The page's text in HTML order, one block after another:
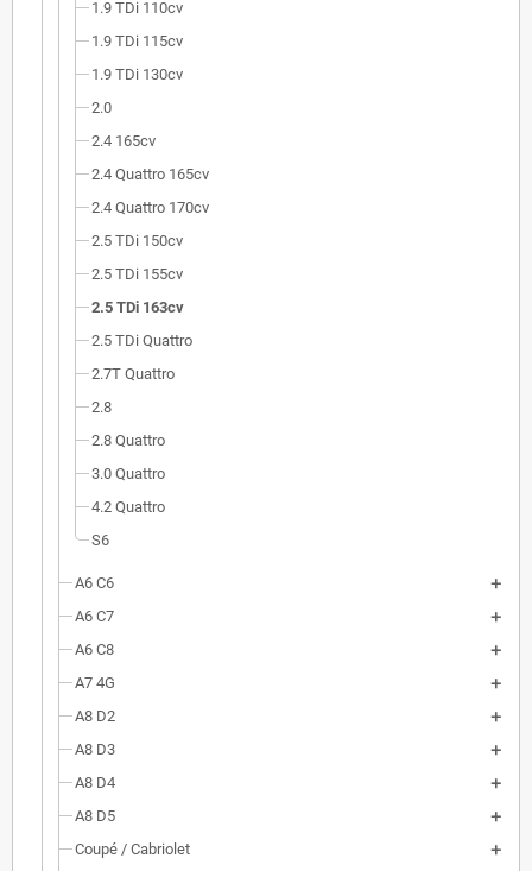
1.9 TDi 110cv
1.9 TDi 115cv
1.9 TDi 130cv
2.0
2.4 165cv
2.4 Quattro 165cv
2.4 Quattro 170cv
2.5 TDi 150cv
2.5 TDi 155cv
2.5 TDi 163cv
2.5 TDi Quattro
2.7T Quattro
2.8
2.8 Quattro
3.0 Quattro
4.2 Quattro
S6
A6 C6
A6 C7
A6 C8
A7 4G
A8 D2
A8 D3
A8 D4
A8 D5
Coupé / Cabriolet